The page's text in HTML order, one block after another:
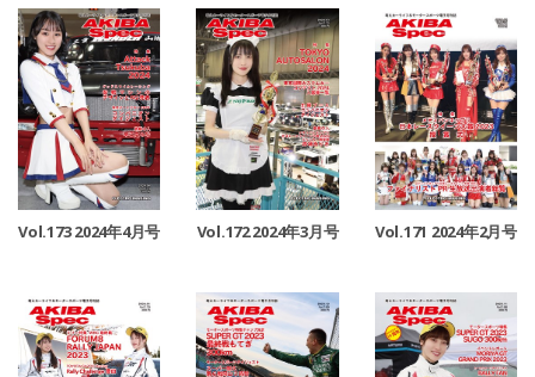
Vol.173 2024年4月号 Vol.172 2024年3月号 Vol.171 2024年2月号